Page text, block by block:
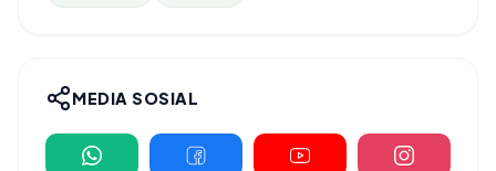
MEDIA SOSIAL